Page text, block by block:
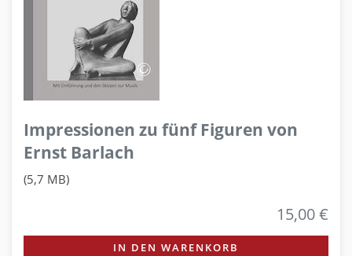
Impressionen zu fünf Figuren von
Ernst Barlach
(5,7 MB)
15,00 €
IN DEN WARENKORB